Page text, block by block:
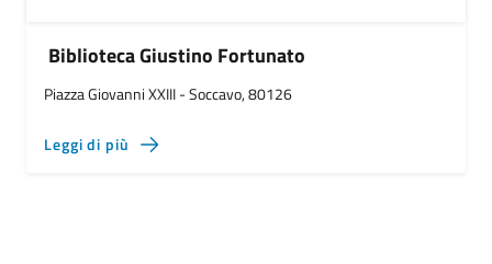
Biblioteca Giustino Fortunato
Piazza Giovanni XXIII - Soccavo, 80126
Leggi di più